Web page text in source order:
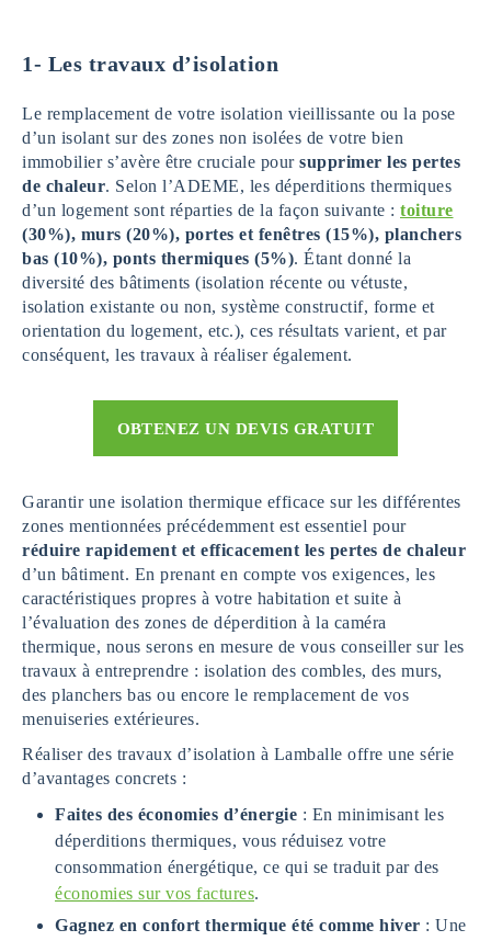
1- Les travaux d’isolation
Le remplacement de votre isolation vieillissante ou la pose
d’un isolant sur des zones non isolées de votre bien
immobilier s’avère être cruciale pour supprimer les pertes
de chaleur. Selon l’ADEME, les déperditions thermiques
d’un logement sont réparties de la façon suivante : toiture
(30%), murs (20%), portes et fenêtres (15%), planchers
bas (10%), ponts thermiques (5%). Étant donné la
diversité des bâtiments (isolation récente ou vétuste,
isolation existante ou non, système constructif, forme et
orientation du logement, etc.), ces résultats varient, et par
conséquent, les travaux à réaliser également.
OBTENEZ UN DEVIS GRATUIT
Garantir une isolation thermique efficace sur les différentes
zones mentionnées précédemment est essentiel pour
réduire rapidement et efficacement les pertes de chaleur
d’un bâtiment. En prenant en compte vos exigences, les
caractéristiques propres à votre habitation et suite à
l’évaluation des zones de déperdition à la caméra
thermique, nous serons en mesure de vous conseiller sur les
travaux à entreprendre : isolation des combles, des murs,
des planchers bas ou encore le remplacement de vos
menuiseries extérieures.
Réaliser des travaux d’isolation à Lamballe offre une série
d’avantages concrets :
Faites des économies d’énergie : En minimisant les
déperditions thermiques, vous réduisez votre
consommation énergétique, ce qui se traduit par des
économies sur vos factures.
Gagnez en confort thermique été comme hiver : Une